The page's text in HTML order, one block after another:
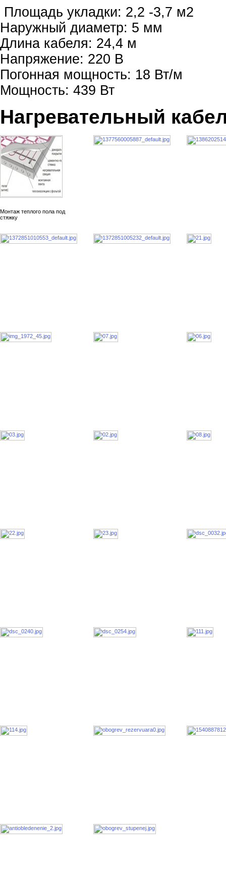
Площадь укладки: 2,2 -3,7 м2
Наружный диаметр: 5 мм
Длина кабеля: 24,4 м
Напряжение: 220 В
Погонная мощность: 18 Вт/м
Мощность: 439 Вт
Нагревательный
Монтаж теплого пола под
стяжку